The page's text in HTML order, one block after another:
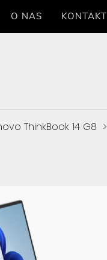
O NAS KONTAKT
ThinkBook 14 G8 >